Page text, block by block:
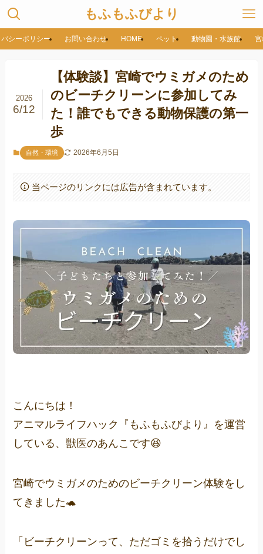
もふもふびより
シーポリシー お問い合わせ HOME ペット 動物園・水族館
【体験談】宮崎でウミガメのため
のビーチクリーンに参加してみ
た！誰でもできる動物保護の第一
歩
2026
6/12
自然・環境 2026年6月5日
当ページのリンクには広告が含まれています。
こんにちは！
アニマルライフハック『もふもふびより』を運営
している、獣医のあんこです😆
宮崎でウミガメのためのビーチクリーン体験をし
てきました🐢
「ビーチクリーンって、ただゴミを拾うだけでし